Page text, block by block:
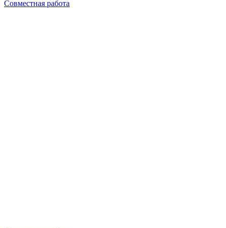
Совместная работа